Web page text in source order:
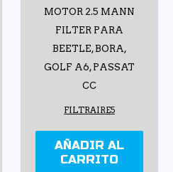
MOTOR 2.5 MANN
FILTER PARA
BEETLE, BORA,
GOLF A6, PASSAT
CC
FILTRAIRE5
AÑADIR AL
CARRITO